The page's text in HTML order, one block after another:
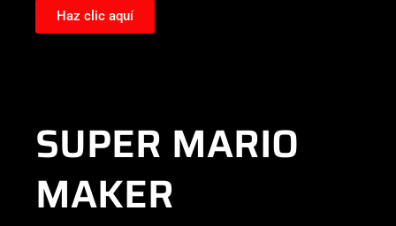
Haz clic aquí
SUPER MARIO
MAKER